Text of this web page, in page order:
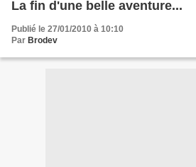
La fin d'une belle aventure...
Publié le 27/01/2010 à 10:10
Par Brodev